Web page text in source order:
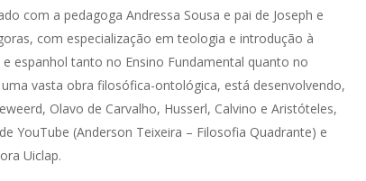
com a pedagoga Andressa Sousa e pai de Joseph e
com especialização em teologia e introdução à
espanhol tanto no Ensino Fundamental quanto no
vasta obra filosófica-ontológica, está desenvolvendo,
Olavo de Carvalho, Husserl, Calvino e Aristóteles,
YouTube (Anderson Teixeira – Filosofia Quadrante) e
Uiclap.